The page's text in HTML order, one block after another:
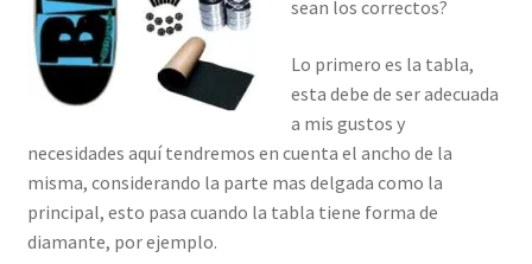
sean los correctos?
Lo primero es la tabla,
esta debe de ser adecuada
a mis gustos y
necesidades aquí tendremos en cuenta el ancho de la
misma, considerando la parte mas delgada como la
principal, esto pasa cuando la tabla tiene forma de
diamante, por ejemplo.